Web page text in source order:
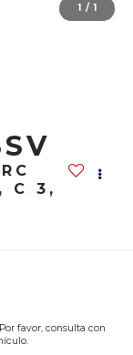
1 / 1
C 3,
favor, consulta con